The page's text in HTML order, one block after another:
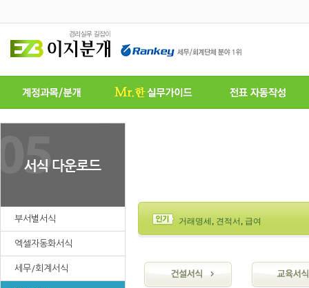
부서별서식
엑셀자동화서식
세무/회계서식
거래명세 , 견적서 , 급여